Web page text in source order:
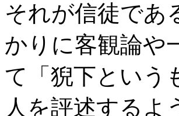
それが信徒であ
かりに客観論や
て「猊下という
人を評述するよ